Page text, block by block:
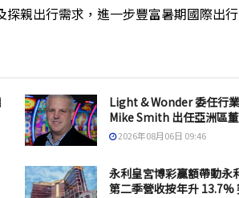
親出行需求，進一步豐富暑期國際出行
Light & Wonder 委任行
Mike Smith 出任亞洲區
2026年08月06日 09:46
永利皇宮博彩贏額帶動永
第二季營收按年升 13.7%